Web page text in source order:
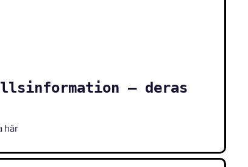
– deras
här